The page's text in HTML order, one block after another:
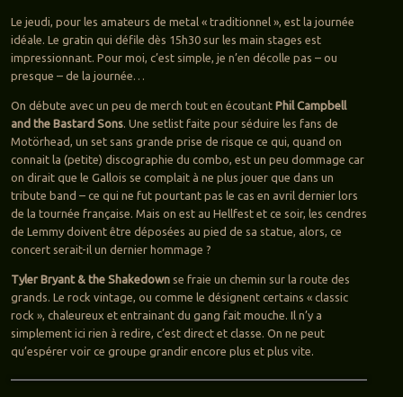
Le jeudi, pour les amateurs de metal « traditionnel », est la journée
idéale. Le gratin qui défile dès 15h30 sur les main stages est
impressionnant. Pour moi, c’est simple, je n’en décolle pas – ou
presque – de la journée…
On débute avec un peu de merch tout en écoutant Phil Campbell
and the Bastard Sons. Une setlist faite pour séduire les fans de
Motörhead, un set sans grande prise de risque ce qui, quand on
connait la (petite) discographie du combo, est un peu dommage car
on dirait que le Gallois se complait à ne plus jouer que dans un
tribute band – ce qui ne fut pourtant pas le cas en avril dernier lors
de la tournée française. Mais on est au Hellfest et ce soir, les cendres
de Lemmy doivent être déposées au pied de sa statue, alors, ce
concert serait-il un dernier hommage ?
Tyler Bryant & the Shakedown se fraie un chemin sur la route des
grands. Le rock vintage, ou comme le désignent certains « classic
rock », chaleureux et entrainant du gang fait mouche. Il n’y a
simplement ici rien à redire, c’est direct et classe. On ne peut
qu’espérer voir ce groupe grandir encore plus et plus vite.